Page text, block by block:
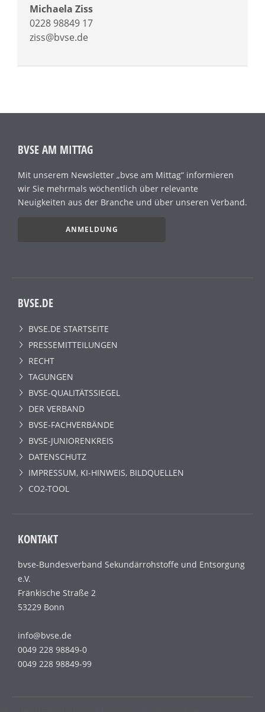
Michaela Ziss
0228 98849 17
ziss@bvse.de
BVSE AM MITTAG
Mit unserem Newsletter „bvse am Mittag“ informieren
wir Sie mehrmals wöchentlich über relevante
Neuigkeiten aus der Branche und über unseren Verband.
ANMELDUNG
BVSE.DE
BVSE.DE STARTSEITE
PRESSEMITTEILUNGEN
RECHT
TAGUNGEN
BVSE-QUALITÄTSSIEGEL
DER VERBAND
BVSE-FACHVERBÄNDE
BVSE-JUNIORENKREIS
DATENSCHUTZ
IMPRESSUM, KI-HINWEIS, BILDQUELLEN
CO2-TOOL
KONTAKT
bvse-Bundesverband Sekundärrohstoffe und Entsorgung
e.V.
Fränkische Straße 2
53229 Bonn
info@bvse.de
0049 228 98849-0
0049 228 98849-99